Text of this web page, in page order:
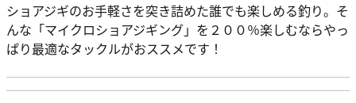
ショアジギのお手軽さを突き詰めた誰でも楽しめる釣り。そ
んな「マイクロショアジギング」を２００％楽しむならやっ
ぱり最適なタックルがおススメです！